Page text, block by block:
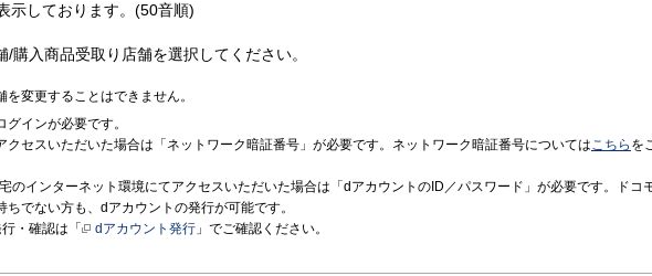
示しております。(50音順)
/購入商品受取り店舗を選択してください。
を変更することはできません。
インが必要です。
クセスいただいた場合は「ネットワーク暗証番号」が必要です。ネットワーク暗証番号についてはこちら を
のインターネット環境にてアクセスいただいた場合は「dアカウントのID／パスワード」が必要です。ドコ
ちでない方も、dアカウントの発行が可能です。
・確認は「
dアカウント発行 」でご確認ください。